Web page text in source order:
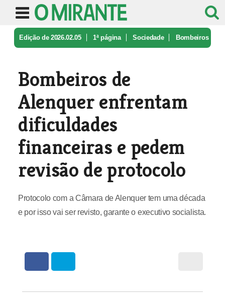
Edição de 2026.02.05 1ª página Sociedade Bombeiros
Bombeiros de
Alenquer enfrentam
dificuldades
financeiras e pedem
revisão de protocolo
Protocolo com a Câmara de Alenquer tem uma década
e por isso vai ser revisto, garante o executivo socialista.